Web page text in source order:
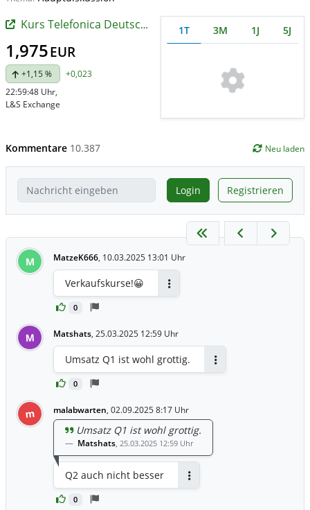
Kurs Telefonica Deutschland
1,975EUR
+1,15 %
+0,023
22:59:48 Uhr,
L&S Exchange
1T 3M 1J 5J
Kommentare 10.387 Neu laden
Login Registrieren
M MatzeK666, 10.03.2025 13:01 Uhr
0
Verkaufskurse!😀
M Matshats, 25.03.2025 12:59 Uhr
0
Umsatz Q1 ist wohl grottig.
m malabwarten, 02.09.2025 8:17 Uhr
0
Umsatz Q1 ist wohl grottig.
Matshats, 25.03.2025 12:59 Uhr
Q2 auch nicht besser